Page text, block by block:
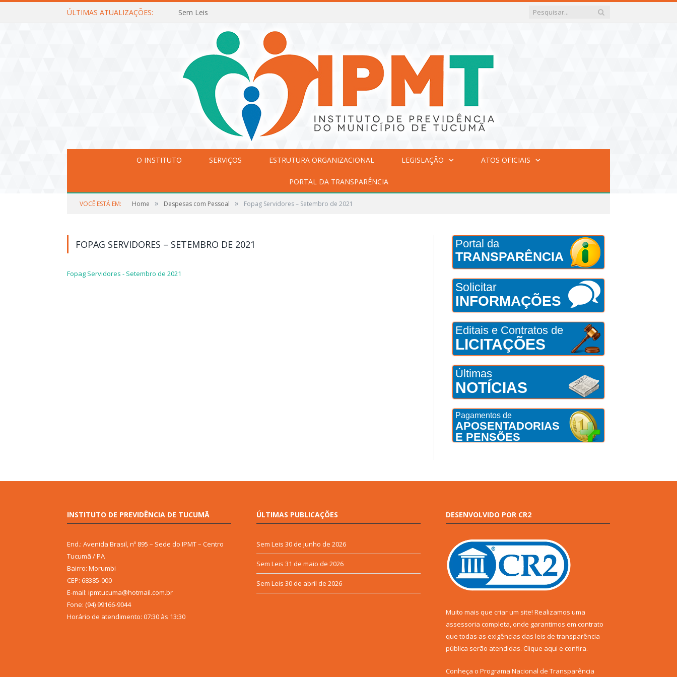
ÚLTIMAS ATUALIZAÇÕES: Sem Leis
O INSTITUTO SERVIÇOS ESTRUTURA ORGANIZACIONAL LEGISLAÇÃO ATOS OFICIAIS
PORTAL DA TRANSPARÊNCIA
VOCÊ ESTÁ EM: Home » Despesas com Pessoal » Fopag Servidores – Setembro de 2021
FOPAG SERVIDORES – SETEMBRO DE 2021
Fopag Servidores - Setembro de 2021
Portal da
TRANSPARÊNCIA
Solicitar
INFORMAÇÕES
Editais e Contratos de
LICITAÇÕES
Últimas
NOTÍCIAS
Pagamentos de
APOSENTADORIAS
E PENSÕES
INSTITUTO DE PREVIDÊNCIA DE TUCUMÃ
End.: Avenida Brasil, nº 895 – Sede do IPMT – Centro
Tucumã / PA
Bairro: Morumbi
CEP: 68385-000
E-mail: ipmtucuma@hotmail.com.br
Fone: (94) 99166-9044
Horário de atendimento: 07:30 às 13:30
ÚLTIMAS PUBLICAÇÕES
Sem Leis 30 de junho de 2026
Sem Leis 31 de maio de 2026
Sem Leis 30 de abril de 2026
DESENVOLVIDO POR CR2
Muito mais que criar um site! Realizamos uma
assessoria completa, onde garantimos em contrato
que todas as exigências das leis de transparência
pública serão atendidas. Clique aqui e confira.
Conheça o Programa Nacional de Transparência